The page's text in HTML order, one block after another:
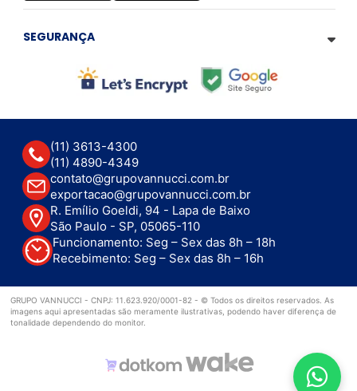
SEGURANÇA
(11) 3613-4300
(11) 4890-4349
contato@grupovannucci.com.br
exportacao@grupovannucci.com.br
R. Emílio Goeldi, 94 - Lapa de Baixo
São Paulo - SP, 05065-110
Funcionamento: Seg – Sex das 8h – 18h
Recebimento: Seg – Sex das 8h – 16h
GRUPO VANNUCCI - CNPJ: 11.623.920/0001-82 - © Todos os direitos reservados. As
imagens aqui apresentadas são meramente ilustrativas, podendo haver diferença de
tonalidade dependendo do monitor.